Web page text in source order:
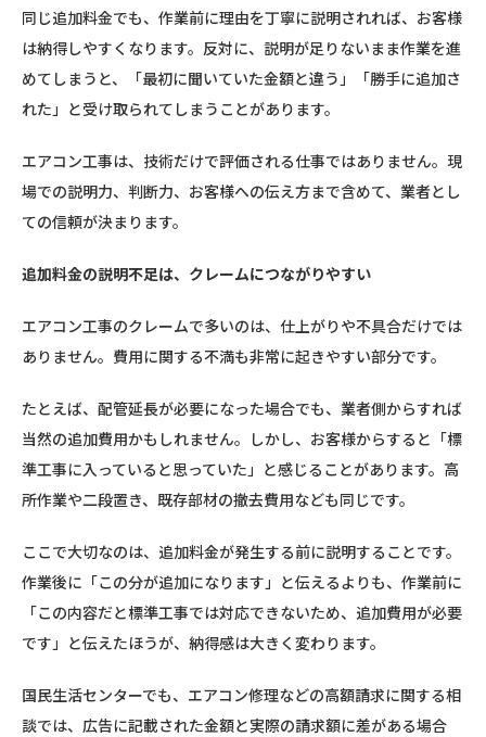
同じ追加料金でも、作業前に理由を丁寧に説明されれば、お客様
は納得しやすくなります。反対に、説明が足りないまま作業を進
めてしまうと、「最初に聞いていた金額と違う」「勝手に追加さ
れた」と受け取られてしまうことがあります。
エアコン工事は、技術だけで評価される仕事ではありません。現
場での説明力、判断力、お客様への伝え方まで含めて、業者とし
ての信頼が決まります。
追加料金の説明不足は、クレームにつながりやすい
エアコン工事のクレームで多いのは、仕上がりや不具合だけでは
ありません。費用に関する不満も非常に起きやすい部分です。
たとえば、配管延長が必要になった場合でも、業者側からすれば
当然の追加費用かもしれません。しかし、お客様からすると「標
準工事に入っていると思っていた」と感じることがあります。高
所作業や二段置き、既存部材の撤去費用なども同じです。
ここで大切なのは、追加料金が発生する前に説明することです。
作業後に「この分が追加になります」と伝えるよりも、作業前に
「この内容だと標準工事では対応できないため、追加費用が必要
です」と伝えたほうが、納得感は大きく変わります。
国民生活センターでも、エアコン修理などの高額請求に関する相
談では、広告に記載された金額と実際の請求額に差がある場合